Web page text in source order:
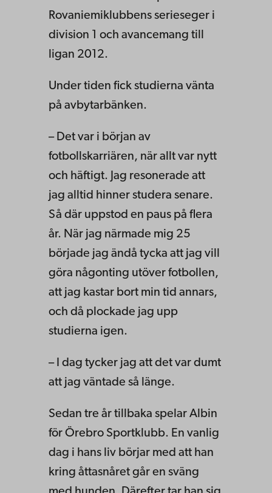
Rovaniemiklubbens serieseger i
division 1 och avancemang till
ligan 2012.​​​​​​​
Under tiden fick studierna vänta
på avbytarbänken.
– Det var i början av
fotbollskarriären, när allt var nytt
och häftigt. Jag resonerade att
jag alltid hinner studera senare.
Så där uppstod en paus på flera
år. När jag närmade mig 25
började jag ändå tycka att jag vill
göra någonting utöver fotbollen,
att jag kastar bort min tid annars,
och då plockade jag upp
studierna igen.
– I dag tycker jag att det var dumt
att jag väntade så länge.​​​​​​​
Sedan tre år tillbaka spelar Albin
för Örebro Sportklubb. En vanlig
dag i hans liv börjar med att han
kring åttasnåret går en sväng